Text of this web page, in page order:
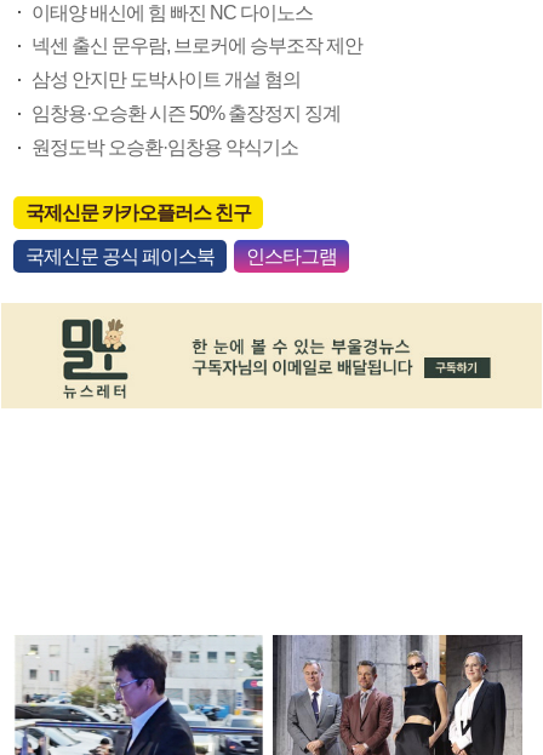
이태양 배신에 힘 빠진 NC 다이노스
넥센 출신 문우람, 브로커에 승부조작 제안
삼성 안지만 도박사이트 개설 혐의
임창용·오승환 시즌 50% 출장정지 징계
원정도박 오승환·임창용 약식기소
국제신문 카카오플러스 친구
국제신문 공식 페이스북 인스타그램